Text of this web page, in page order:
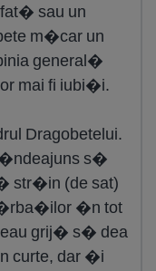
sau un
m�car un
general�
mai fi iubi�i.
Dragobetelui.
�ndeajuns s�
str�in (de sat)
�n tot
grij� s� dea
curte, dar �i